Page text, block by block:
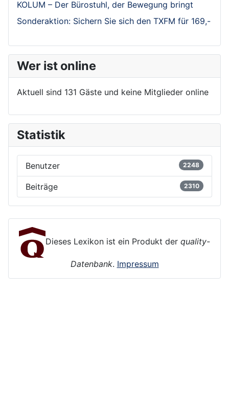
KOLUM – Der Bürostuhl, der Bewegung bringt
Sonderaktion: Sichern Sie sich den TXFM für 169,-
Wer ist online
Aktuell sind 131 Gäste und keine Mitglieder online
Statistik
Benutzer 2248
Beiträge 2310
Dieses Lexikon ist ein Produkt der quality-
Datenbank. Impressum